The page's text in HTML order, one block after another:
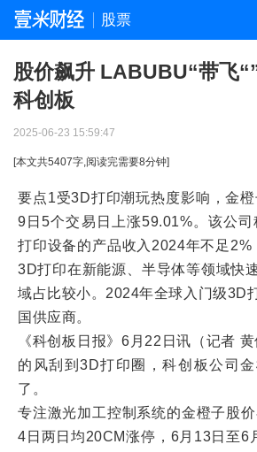
股票
股价飙升 LABUBU“带飞
科创板
2025-06-23 15:59:47
[本文共5407字,阅读完需要8分钟]
要点1受3D打印潮玩热度影响，金
9日5个交易日上涨59.01%。该公
打印设备的产品收入2024年不足2%
3D打印在新能源、半导体等领域快
域占比较小。2024年全球入门级3D
国供应商。
《科创板日报》6月22日讯（记者
的风刮到3D打印圈，科创板公司
了。
专注激光加工控制系统的金橙子股
4日两日均20CM涨停，6月13日至6